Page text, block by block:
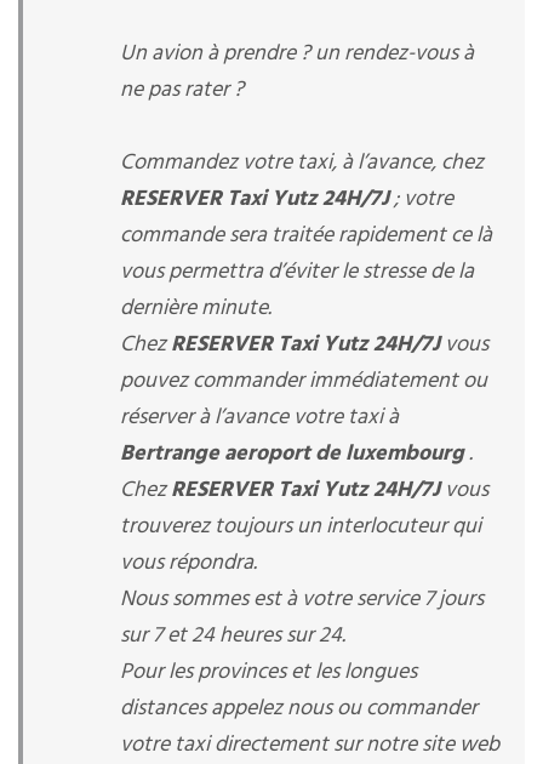
Un avion à prendre ? un rendez-vous à
ne pas rater ?
Commandez votre taxi, à l’avance, chez
RESERVER Taxi Yutz 24H/7J; votre
commande sera traitée rapidement ce là
vous permettra d’éviter le stresse de la
dernière minute.
ChezRESERVER Taxi Yutz 24H/7Jvous
pouvez commander immédiatement ou
réserver à l’avance votre taxi à
Bertrange aeroport de luxembourg.
ChezRESERVER Taxi Yutz 24H/7Jvous
trouverez toujours un interlocuteur qui
vous répondra.
Nous sommes est à votre service 7 jours
sur 7 et 24 heures sur 24.
Pour les provinces et les longues
distances appelez nous ou commander
votre taxi directement sur notre site web